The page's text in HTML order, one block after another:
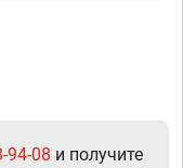
94-08 и получите